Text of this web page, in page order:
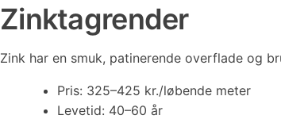
Zinktagrender
Zink har en smuk, patinerende overflade og
Pris: 325–425 kr./løbende meter
Levetid: 40–60 år